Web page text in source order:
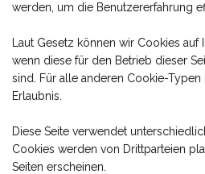
werden, um die Benutzererfahrung
Laut Gesetz können wir Cookies auf
wenn diese für den Betrieb dieser
sind. Für alle anderen Cookie-
Erlaubnis.
Diese Seite verwendet
Cookies werden von Drittparteien
Seiten erscheinen.